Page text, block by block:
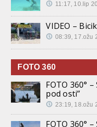
11:17, 10.lip
VIDEO –
08:39, 17.ožu
FOTO 360
FOTO 360°
pod osti”
23:19, 18.ožu
FOTO 360°